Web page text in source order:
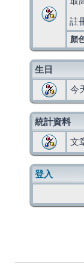
註
顏
生日
今
統計資料
文
登入